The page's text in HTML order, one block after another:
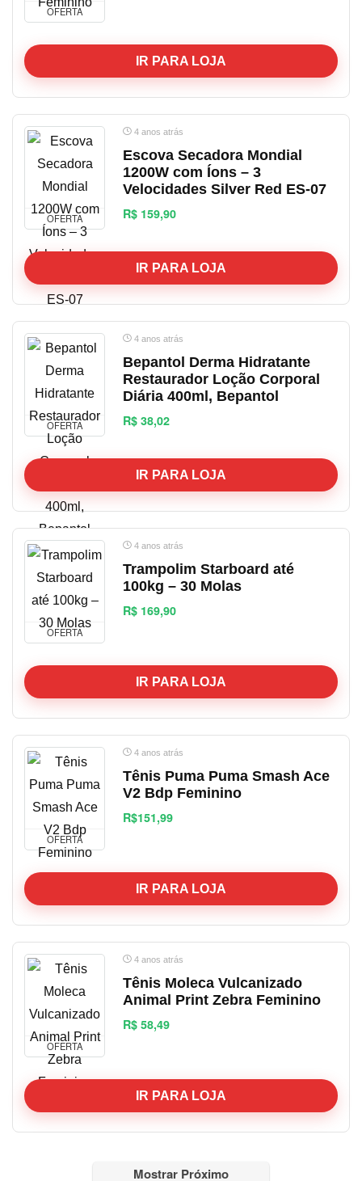
OFERTA
IR PARA LOJA
OFERTA
4 anos atrás
Escova Secadora Mondial
1200W com Íons – 3
Velocidades Silver Red ES-07
R$ 159,90
IR PARA LOJA
OFERTA
4 anos atrás
Bepantol Derma Hidratante
Restaurador Loção Corporal
Diária 400ml, Bepantol
R$ 38,02
IR PARA LOJA
OFERTA
4 anos atrás
Trampolim Starboard até
100kg – 30 Molas
R$ 169,90
IR PARA LOJA
OFERTA
4 anos atrás
Tênis Puma Puma Smash Ace
V2 Bdp Feminino
R$151,99
IR PARA LOJA
OFERTA
4 anos atrás
Tênis Moleca Vulcanizado
Animal Print Zebra Feminino
R$ 58,49
IR PARA LOJA
Mostrar Próximo